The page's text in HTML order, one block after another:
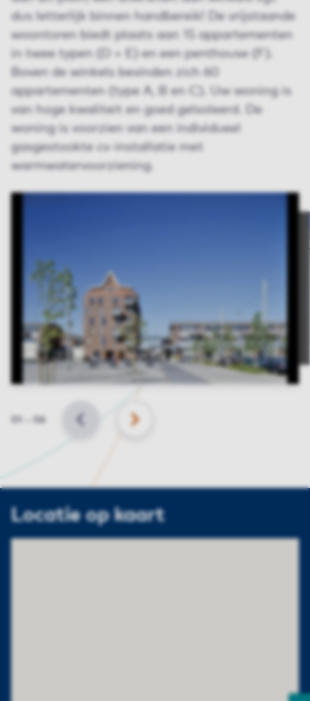
dus letterlijk binnen handbereik! De vrijstaande
woontoren biedt plaats aan 15 appartementen
in twee typen (D + E) en een penthouse (F).
Boven de winkels bevinden zich 60
appartementen (type A, B en C). Uw woning is
van hoge kwaliteit en goed geïsoleerd. De
woning is voorzien van een individueel
gasgestookte cv-installatie met
warmwatervoorziening.
Slide
VORIGE VOLGENDE
Locatie op kaart